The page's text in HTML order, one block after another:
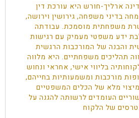
ארליך-חורש היא עורכת דין
בדיני משפחה, גירושין וירושה,
משפחתית מוסמכת. עבודתה
ידע משפטי מעמיק עם רגישות
והבנה של המורכבות הרגשית
תהליכים משפחתיים. היא מלווה
בליווי אישי, אחראי ונחוש
מורכבות ומשמעותיות בחייהם,
מלא של הכלים המשפטיים
העומדים לרשותה להגנה על
של הלקוח